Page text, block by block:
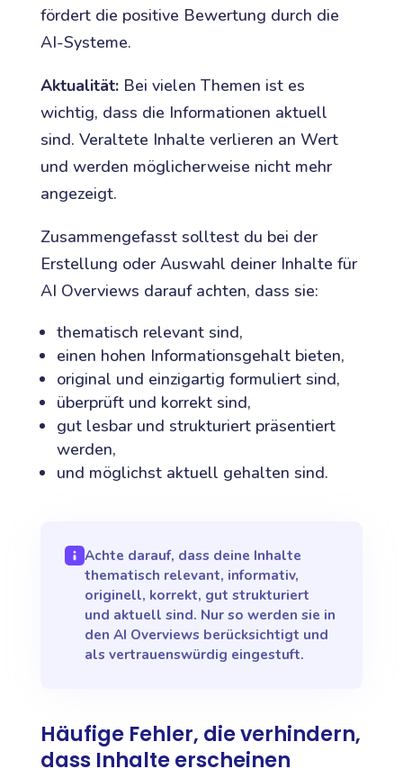
fördert die positive Bewertung durch die
AI-Systeme.
Aktualität:Bei vielen Themen ist es
wichtig, dass die Informationen aktuell
sind. Veraltete Inhalte verlieren an Wert
und werden möglicherweise nicht mehr
angezeigt.
Zusammengefasst solltest du bei der
Erstellung oder Auswahl deiner Inhalte für
AI Overviews darauf achten, dass sie:
thematisch relevant sind,
einen hohen Informationsgehalt bieten,
original und einzigartig formuliert sind,
überprüft und korrekt sind,
gut lesbar und strukturiert präsentiert
werden,
und möglichst aktuell gehalten sind.
Achte darauf, dass deine Inhalte
thematisch relevant, informativ,
originell, korrekt, gut strukturiert
und aktuell sind. Nur so werden sie in
den AI Overviews berücksichtigt und
als vertrauenswürdig eingestuft.
Häufige Fehler, die verhindern,
dass Inhalte erscheinen